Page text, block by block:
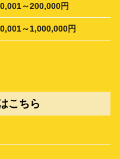
～200,000円
～1,000,000円
こちら